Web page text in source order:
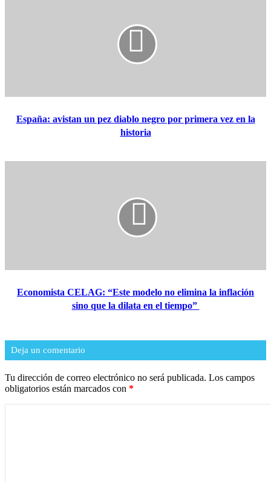
España: avistan un pez diablo negro por primera vez en la
historia
​Economista CELAG: “Este modelo no elimina la inflación
sino que la dilata en el tiempo”
Deja un comentario
Tu dirección de correo electrónico no será publicada. Los campos
obligatorios están marcados con *